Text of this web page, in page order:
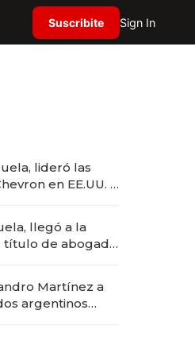
Suscribite Sign In
lideró las
en EE.UU. y
llegó a la
título de abogado
Martínez a
argentinos